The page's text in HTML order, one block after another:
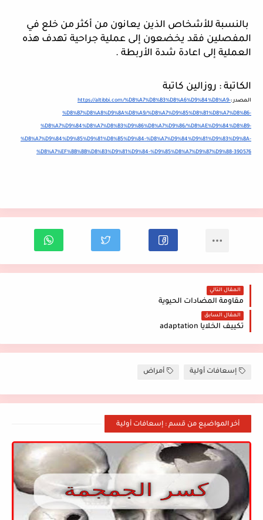
العملية إلى اعادة شدة الأربطة .
الكاتبة : روزالين كاتبة
المصدر :https://altibbi.com/%D8%A7%D8%B3%D8%A6%D9%84%D8%A9-
%D8%B7%D8%A8%D9%8A%D8%A9/%D8%A7%D9%85%D8%B1%D8%A7%D8%B6-
%D8%A7%D9%84%D8%A7%D8%B3%D9%86%D8%A7%D9%86/%D8%AE%D9%84%D8%B9-
%D8%A7%D9%84%D9%85%D9%81%D8%B5%D9%84-%D8%A7%D9%84%D9%81%D9%83%D9%8A-
%D8%A7%EF%BB%BB%D8%B3%D9%81%D9%84-%D9%85%D8%A7%D9%87%D9%88-390576
المقال التالي
مقاومة المضادات الحيوية
المقال السابق
تكييف الخلايا adaptation
إسعافات أولية أمراض
أخر المواضيع من قسم : إسعافات أولية